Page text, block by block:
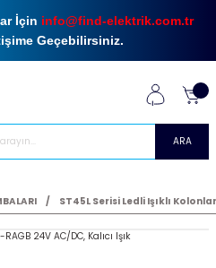
İçin info@find-elektrik.com.tr
Geçebilirsiniz.
ARA
ST45L Serisi Ledli Işıklı Kolonlar